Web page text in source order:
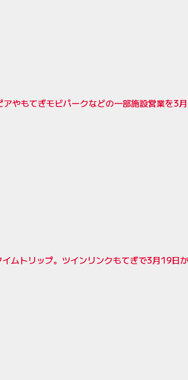
やもてぎモビパークなどの一部施設営業を3
ムトリップ。ツインリンクもてぎで3月19日